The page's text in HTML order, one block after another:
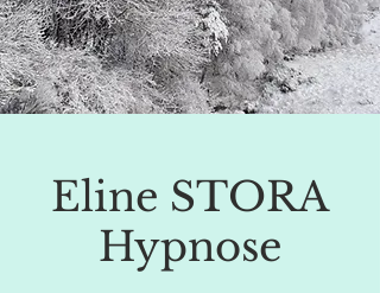
Eline STORA
Hypnose